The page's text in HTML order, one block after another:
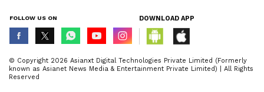
FOLLOW US ON DOWNLOAD APP
© Copyright 2026 Asianxt Digital Technologies Private Limited (Formerly
known as Asianet News Media & Entertainment Private Limited) | All Rights
Reserved